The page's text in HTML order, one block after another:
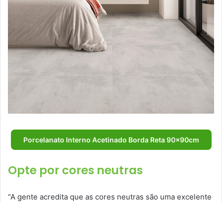
Porcelanato Interno Acetinado Borda Reta 90x90cm
Opte por cores neutras
“A gente acredita que as cores neutras são uma excelente